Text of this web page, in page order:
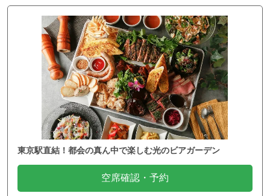
東京駅直結！都会の真ん中で楽しむ光のビアガーデン
空席確認・予約